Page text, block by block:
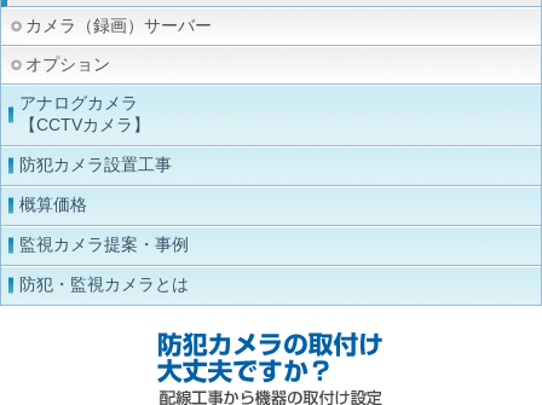
カメラ（録画）サーバー
オプション
アナログカメラ
【CCTVカメラ】
防犯カメラ設置工事
概算価格
監視カメラ提案・事例
防犯・監視カメラとは